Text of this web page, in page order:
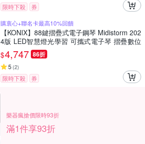
限時下殺
券
購衷心+聯名卡最高10%回饋
【KONIX】88鍵摺疊式電子鋼琴 Midistorm 202
4版 LED智慧燈光學習 可攜式電子琴 摺疊數位
鋼琴 MIDI鍵盤魔光琴
$4,747 86折
5 (2)
限時下殺 券
樂器瘋搶價限時93折
滿1件享93折